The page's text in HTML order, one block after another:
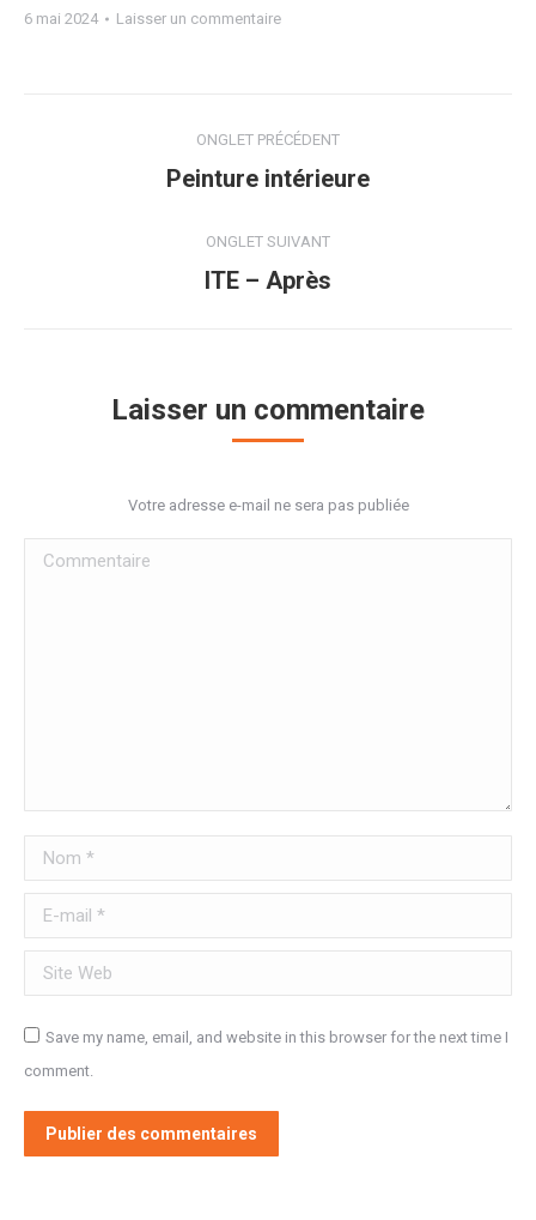
6 mai 2024
Laisser un commentaire
commentaire
ONGLET PRÉCÉDENT
Onglet
Peinture intérieure
ONGLET SUIVANT
Projets
ITE – Après
Laisser un commentaire
Votre adresse e-mail ne sera pas publiée
Commentaire
Nom *
E-mail *
Site Web
Save my name, email, and website in this browser for the next time I
comment.
Publier des commentaires